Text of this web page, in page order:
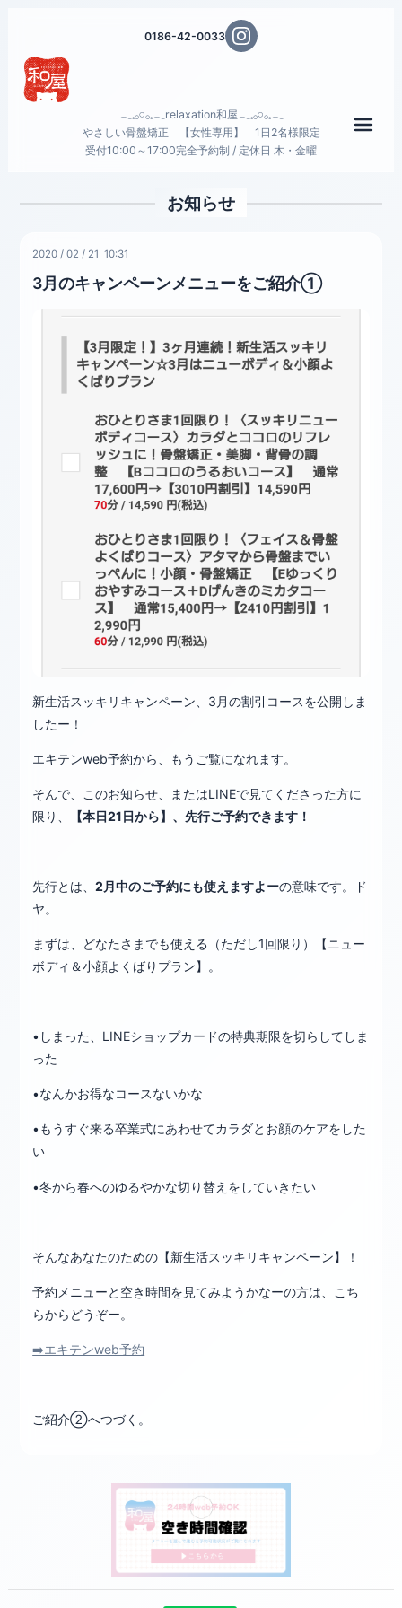
0186-42-0033
𓂃𓈒𓂂𓏸𓂂𓈒𓂃relaxation和屋𓂃𓈒𓂂𓏸𓂂𓈒𓂃
やさしい骨盤矯正 【女性専用】 1日2名様限定
受付10:00～17:00完全予約制 / 定休日 木・金曜
お知らせ
2020 /02 / 21 10:31
3月のキャンペーンメニューをご紹介①
新生活スッキリキャンペーン、3月の割引コースを公開しま
したー！
エキテンweb予約から、もうご覧になれます。
そんで、このお知らせ、またはLINEで見てくださった方に
限り、
【本日21日から】、先行ご予約できます！
先行とは、2月中のご予約にも使えますよーの意味です。ド
ヤ。
まずは、どなたさまでも使える（ただし1回限り）【ニュー
ボディ＆小顔よくばりプラン】。
•しまった、LINEショップカードの特典期限を切らしてしま
った
•なんかお得なコースないかな
•もうすぐ来る卒業式にあわせてカラダとお顔のケアをした
い
•冬から春へのゆるやかな切り替えをしていきたい
そんなあなたのための【新生活スッキリキャンペーン】！
予約メニューと空き時間を見てみようかなーの方は、こち
らからどうぞー。
➡️エキテンweb予約
ご紹介②へつづく。